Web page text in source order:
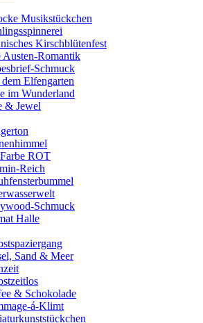
Musikstückchen
Kirschblütenfest
Austen-Romantik
Schmuck
Elfengarten
im Wunderland
& Jewel
ROT
Reich
Schmuck
Halle
Sand & Meer
& Schokolade
á-Klimt